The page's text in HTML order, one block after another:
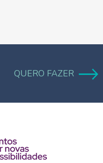
QUERO FAZER